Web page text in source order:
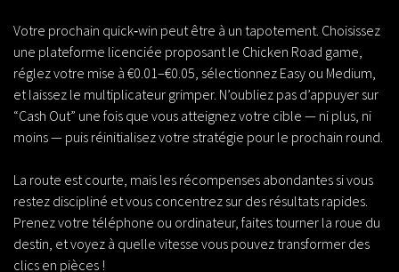
Votre prochain quick‑win peut être à un tapotement. Choisissez
une plateforme licenciée proposant le Chicken Road game,
réglez votre mise à €0.01–€0.05, sélectionnez Easy ou Medium,
et laissez le multiplicateur grimper. N’oubliez pas d’appuyer sur
“Cash Out” une fois que vous atteignez votre cible — ni plus, ni
moins — puis réinitialisez votre stratégie pour le prochain round.
La route est courte, mais les récompenses abondantes si vous
restez discipliné et vous concentrez sur des résultats rapides.
Prenez votre téléphone ou ordinateur, faites tourner la roue du
destin, et voyez à quelle vitesse vous pouvez transformer des
clics en pièces !